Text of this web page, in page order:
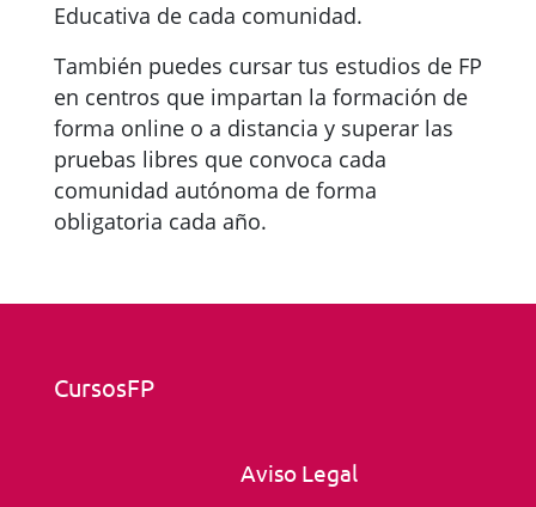
Educativa de cada comunidad.
También puedes cursar tus estudios de FP
en centros que impartan la formación de
forma online o a distancia y superar las
pruebas libres que convoca cada
comunidad autónoma de forma
obligatoria cada año.
CursosFP
Aviso Legal